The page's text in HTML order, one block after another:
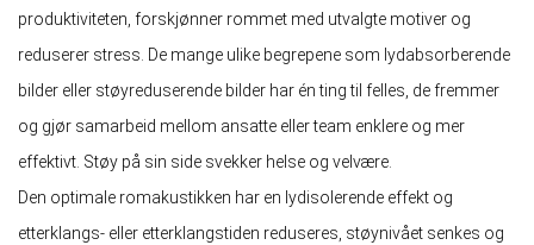
produktiviteten, forskjønner rommet med utvalgte motiver og
reduserer stress. De mange ulike begrepene som lydabsorberende
bilder eller støyreduserende bilder har én ting til felles, de fremmer
og gjør samarbeid mellom ansatte eller team enklere og mer
effektivt. Støy på sin side svekker helse og velvære.
Den optimale romakustikken har en lydisolerende effekt og
etterklangs- eller etterklangstiden reduseres, støynivået senkes og